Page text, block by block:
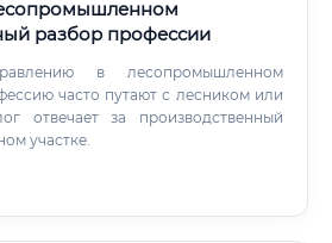
разбор профессии
в лесопромышленном
часто путают с лесником или
отвечает за производственный
участке.